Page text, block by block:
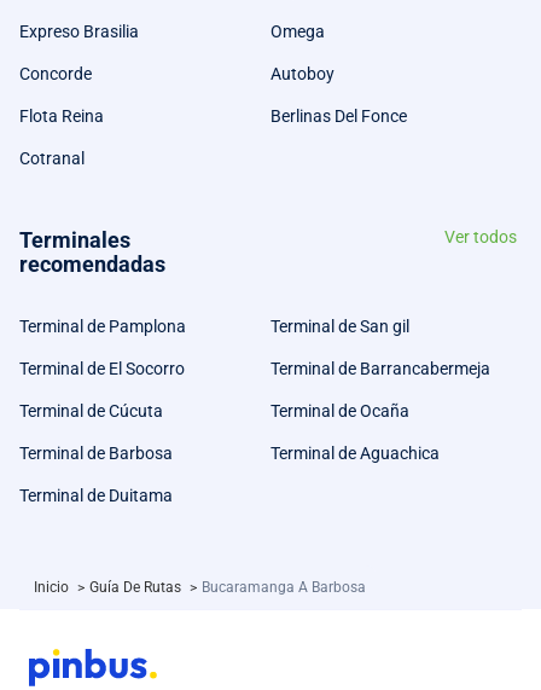
Expreso Brasilia Omega
Concorde Autoboy
Flota Reina Berlinas Del Fonce
Cotranal
Terminales
recomendadas
Ver todos
Terminal de Pamplona Terminal de San gil
Terminal de El Socorro Terminal de Barrancabermeja
Terminal de Cúcuta Terminal de Ocaña
Terminal de Barbosa Terminal de Aguachica
Terminal de Duitama
Inicio > Guía De Rutas > Bucaramanga A Barbosa